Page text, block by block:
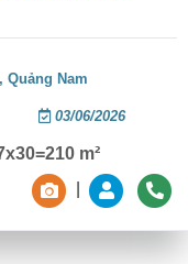
Quảng Nam
03/06/2026
m²